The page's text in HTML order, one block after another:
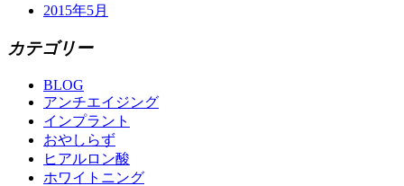
2015年5月
カテゴリー
BLOG
アンチエイジング
インプラント
おやしらず
ヒアルロン酸
ホワイトニング